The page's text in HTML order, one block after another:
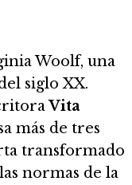
Woolf, una
siglo XX.
Vita
más de tres
transformado
normas de la